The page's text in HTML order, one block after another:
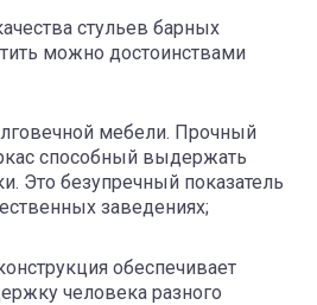
стульев барных
можно достоинствами
мебели. Прочный
способный выдержать
Это безупречный показатель
заведениях;
обеспечивает
человека разного